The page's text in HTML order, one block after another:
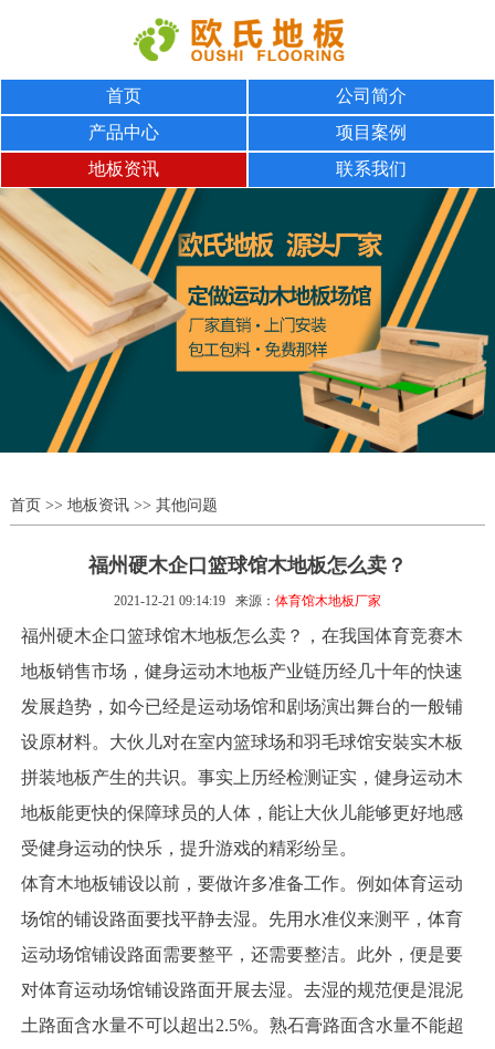
首页
公司简介
产品中心
项目案例
地板资讯
联系我们
首页>> 地板资讯>> 其他问题
福州硬木企口篮球馆木地板怎么卖？
2021-12-21 09:14:19 来源： 体育馆木地板厂家
福州硬木企口篮球馆木地板怎么卖？，在我国体育竞赛木
地板销售市场，健身运动木地板产业链历经几十年的快速
发展趋势，如今已经是运动场馆和剧场演出舞台的一般铺
设原材料。大伙儿对在室内篮球场和羽毛球馆安裝实木板
拼装地板产生的共识。事实上历经检测证实，健身运动木
地板能更快的保障球员的人体，能让大伙儿能够更好地感
受健身运动的快乐，提升游戏的精彩纷呈。
体育木地板铺设以前，要做许多准备工作。例如体育运动
场馆的铺设路面要找平静去湿。先用水准仪来测平，体育
运动场馆铺设路面需要整平，还需要整洁。此外，便是要
对体育运动场馆铺设路面开展去湿。去湿的规范便是混泥
土路面含水量不可以超出2.5%。熟石膏路面含水量不能超